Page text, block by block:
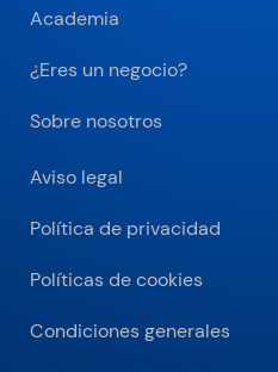
Academia
¿Eres un negocio?
Sobre nosotros
Aviso legal
Política de privacidad
Políticas de cookies
Condiciones generales